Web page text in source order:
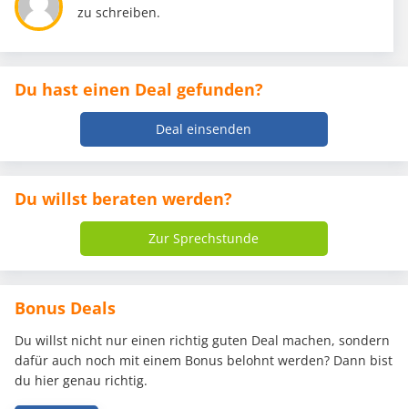
zu schreiben.
Du hast einen Deal gefunden?
Deal einsenden
Du willst beraten werden?
Zur Sprechstunde
Bonus Deals
Du willst nicht nur einen richtig guten Deal machen, sondern
dafür auch noch mit einem Bonus belohnt werden? Dann bist
du hier genau richtig.